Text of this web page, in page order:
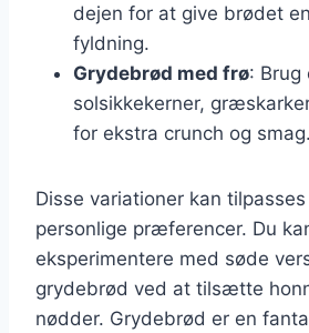
dejen for at give brødet
fyldning.
Grydebrød med frø: Brug
solsikkekerner,
for ekstra crunch og smag.
Disse variationer kan
personlige præferencer. Du
eksperimentere med søde
grydebrød ved at tilsætte
nødder. Grydebrød er en